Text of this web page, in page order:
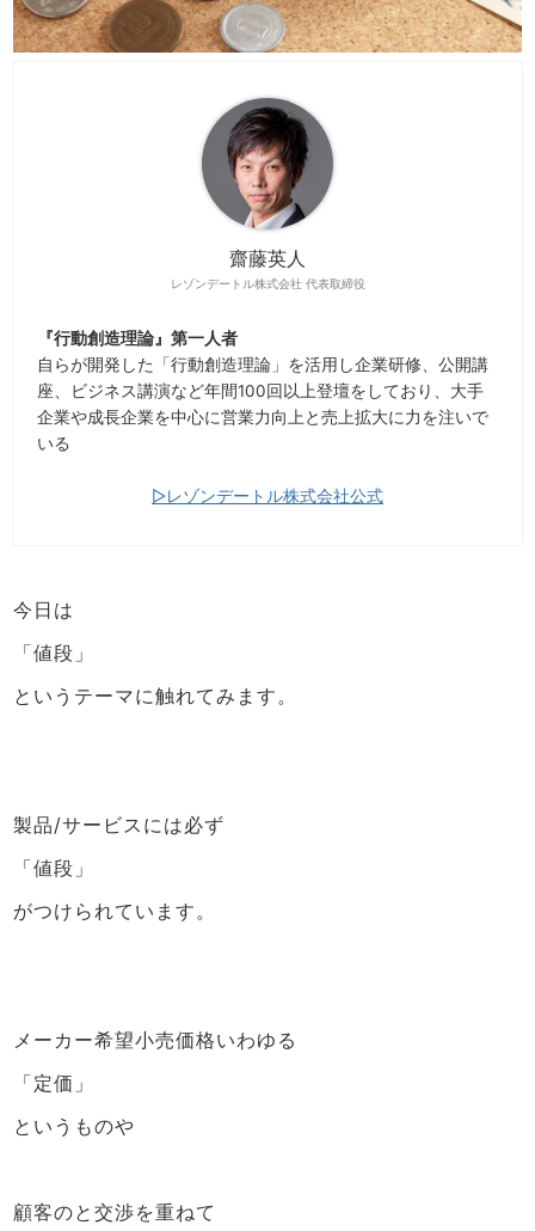
齋藤英人
レゾンデートル株式会社 代表取締役
『行動創造理論』第一人者
自らが開発した「行動創造理論」を活用し企業研修、公開講
座、ビジネス講演など年間100回以上登壇をしており、大手
企業や成長企業を中心に営業力向上と売上拡大に力を注いで
いる
▷レゾンデートル株式会社公式
今日は
「値段」
というテーマに触れてみます。
製品/サービスには必ず
「値段」
がつけられています。
メーカー希望小売価格いわゆる
「定価」
というものや
顧客のと交渉を重ねて